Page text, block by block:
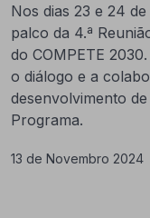
Nos dias 23 e 24
palco da 4.ª
do COMPETE
o diálogo e a
desenvolvimento
Programa.
13 de Novembro 2024